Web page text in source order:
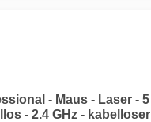
- Maus - Laser - 5
- 2.4 GHz - kabelloser